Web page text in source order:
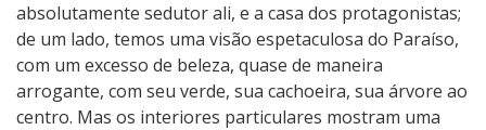
absolutamente sedutor ali, e a casa dos protagonistas;
de um lado, temos uma visão espetaculosa do Paraíso,
com um excesso de beleza, quase de maneira
arrogante, com seu verde, sua cachoeira, sua árvore ao
centro. Mas os interiores particulares mostram uma